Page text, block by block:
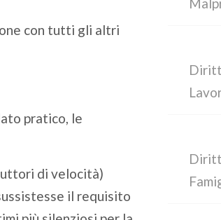
con tutti gli altri
pratico, le
di velocità)
il requisito